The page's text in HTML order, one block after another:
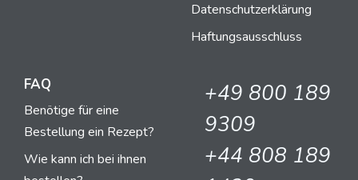
Datenschutzerklärung
Haftungsausschluss
FAQ
Benötige für eine
Bestellung ein Rezept?
Wie kann ich bei ihnen
+49 800 189
9309
+44 808 189